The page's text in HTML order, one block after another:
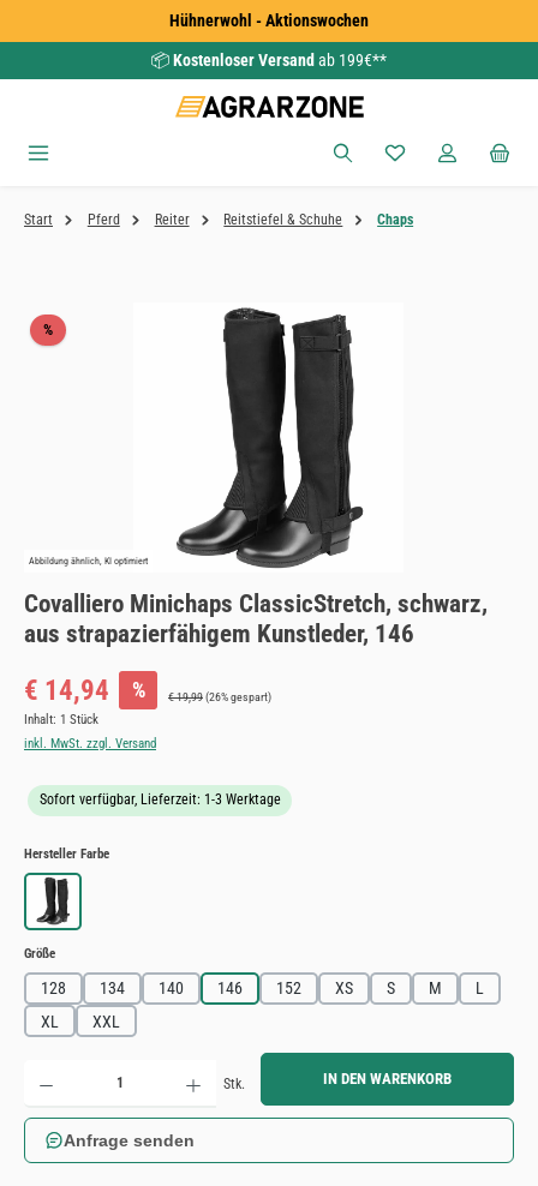
Zum Hauptinhalt springenHühnerwohl - Aktionswochen
📦Kostenloser Versand ab 199€**
Du hast 0
Start Pferd Reiter Reitstiefel & Schuhe Chaps
Bildergalerie überspringen
%Rabatt
Abbildung ähnlich, KI optimiert
Covalliero Minichaps ClassicStretch, schwarz,
aus strapazierfähigem Kunstleder, 146
Verkaufspreis:
€ 14,94 % Regulärer Preis:
€ 19,99(26% gespart)
Inhalt: 1 Stück
inkl. MwSt. zzgl. Versand
Sofort verfügbar, Lieferzeit: 1-3 Werktage
Hersteller Farbeauswählen
schwarz
Größeauswählen
128 134 140 146 152 XS S M
L
XL
XXL
Produkt Anzahl: Gib den gewünschten Wert ein oder benutze die Schaltflächen um die Anzahl zu
Stk. IN DEN WARENKORB
Anfrage senden